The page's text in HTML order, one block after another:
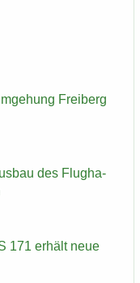
Frei­berg
des Flug­ha­
171 er­hält neue